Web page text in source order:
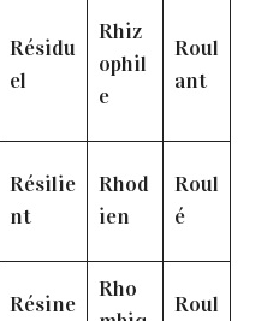
Résidu
el
Rhiz
ophil
e
Roul
ant
Résilie
nt
Rhod
ien
Roul
é
Résine
Rho
Roul